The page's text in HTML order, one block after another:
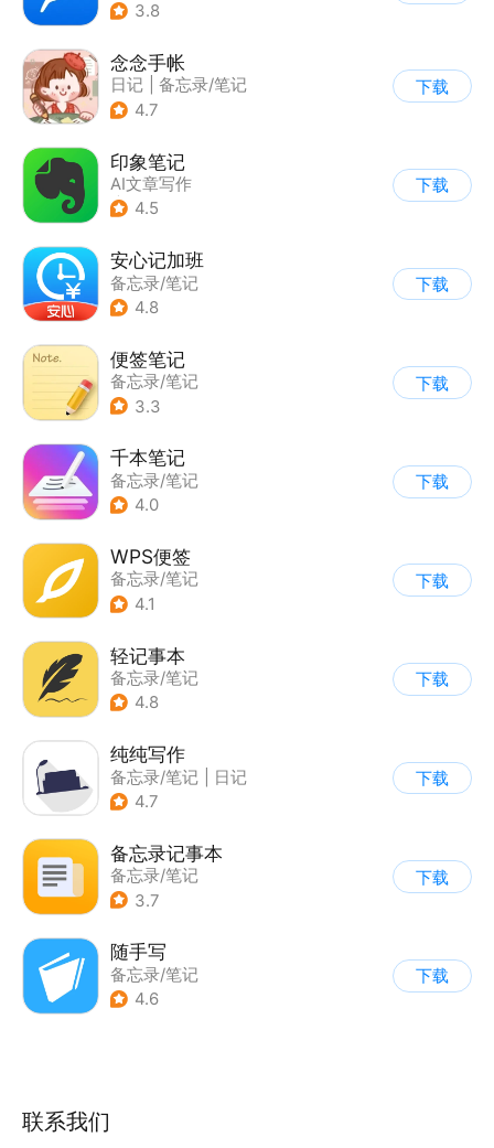
3.8
念念手帐
日记
备忘录/笔记
4.7
下载
印象笔记
AI文章写作
| 备忘录/笔记
4.5
下载
安心记加班
备忘录/笔记
4.8
下载
便签笔记
备忘录/笔记
3.3
下载
千本笔记
备忘录/笔记
4.0
下载
WPS便签
备忘录/笔记
4.1
下载
轻记事本
备忘录/笔记
4.8
下载
纯纯写作
备忘录/笔记
日记
4.7
下载
备忘录记事本
备忘录/笔记
3.7
下载
随手写
备忘录/笔记
4.6
下载
联系我们